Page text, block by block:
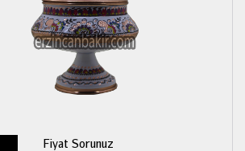
Fiyat Sorunuz